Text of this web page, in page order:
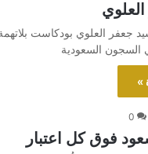
جعفر العلوي بودكاست
السجون السعودية
»
0
فوق كل اعتبار